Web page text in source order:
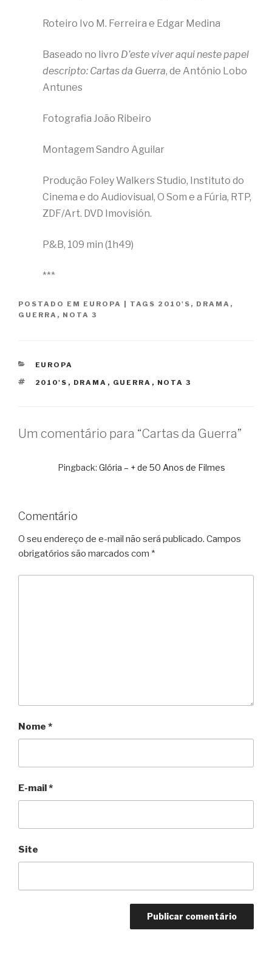
Roteiro Ivo M. Ferreira e Edgar Medina
Baseado no livro D’este viver aqui neste papel
descripto: Cartas da Guerra, de António Lobo
Antunes
Fotografia João Ribeiro
Montagem Sandro Aguilar
Produção Foley Walkers Studio, Instituto do
Cinema e do Audiovisual, O Som e a Fúria, RTP,
ZDF/Art. DVD Imovisión.
P&B, 109 min (1h49)
***
POSTADO EM EUROPA TAGS 2010'S , DRAMA ,
GUERRA , NOTA 3
CATEGORIAS
EUROPA
TAGS
2010'S , DRAMA , GUERRA , NOTA 3
Um comentário para “Cartas da Guerra”
Pingback: Glória – + de 50 Anos de Filmes
Comentário
O seu endereço de e-mail não será publicado. Campos
obrigatórios são marcados com *
Nome *
E-mail *
Site